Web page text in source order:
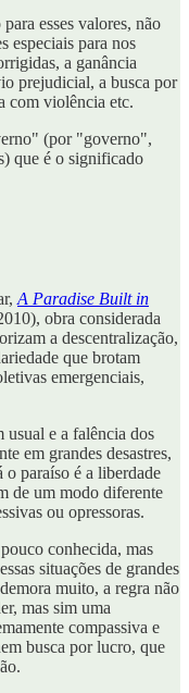
esses valores, não
especiais para nos
a ganância
prejudicial, a busca por
com violência etc.
(por "governo",
que é o significado
A Paradise Built in
obra considerada
a descentralização,
que brotam
emergenciais,
usual e a falência dos
em grandes desastres,
o paraíso é a liberdade
de um modo diferente
ou opressoras.
conhecida, mas
situações de grandes
muito, a regra não
mas sim uma
compassiva e
busca por lucro, que